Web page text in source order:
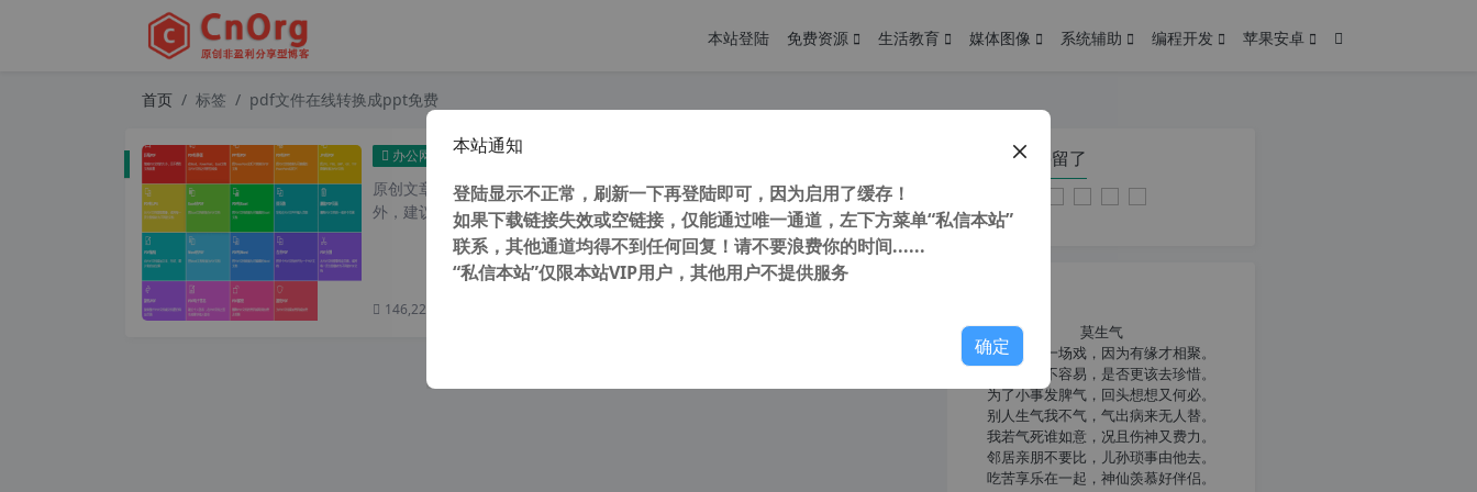
本站登陆 免费资源 生活教育 媒体图像 系统辅助 编程开发 苹果安卓
首页 标签 pdf文件在线转换成ppt免费
办公网络 iLovePDF 在线免费处理PDF文件的神器 PDF文件在线转换工具
原创文章，转载请注明： 转载自 cnorg.12hp.de 注意： 由于网站空间位于国
外，建议避开晚上的访问高...
146,228 次浏览
您在本页停留了
莫生气
人生就像一场戏，因为有缘才相聚。
相扶到老不容易，是否更该去珍惜。
为了小事发脾气，回头想想又何必。
别人生气我不气，气出病来无人替。
我若气死谁如意，况且伤神又费力。
邻居亲朋不要比，儿孙琐事由他去。
吃苦享乐在一起，神仙羡慕好伴侣。
本站通知
登陆显示不正常，刷新一下再登陆即可，因为启用了缓存！
如果下载链接失效或空链接，仅能通过唯一通道，左下方菜单“私信本站”
联系，其他通道均得不到任何回复！请不要浪费你的时间......
“私信本站”仅限本站VIP用户，其他用户不提供服务
确定